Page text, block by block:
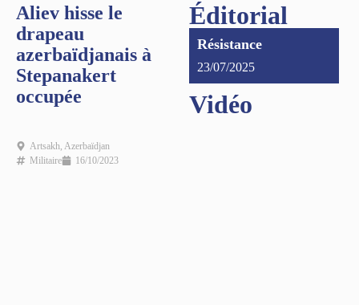
Aliev hisse le
drapeau
azerbaïdjanais à
Stepanakert
occupée
Artsakh, Azerbaïdjan
Militaire
16/10/2023
Éditorial
Résistance
23/07/2025
Vidéo